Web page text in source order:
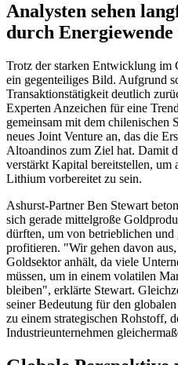
Analysten sehen
durch
Trotz der starken Entwicklung
ein gegenteiliges Bild. Aufgrund
Transaktionstätigkeit deutlich
Experten Anzeichen für eine
gemeinsam mit dem chilenischen
neues Joint Venture an, das die
Altoandinos zum Ziel hat. Damit
verstärkt Kapital bereitstellen, um
Lithium vorbereitet zu sein.
Ashurst-Partner Ben Stewart
sich gerade mittelgroße
dürften, um von betrieblichen und
profitieren. "Wir gehen davon
Goldsektor anhält, da viele
müssen, um in einem volatilen
bleiben", erklärte Stewart.
seiner Bedeutung für den
zu einem strategischen Rohstoff,
Industrieunternehmen